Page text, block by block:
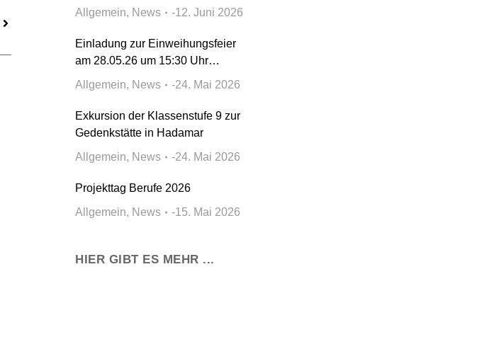
Allgemein, News 12. Juni 2026
Einladung zur Einweihungsfeier
am 28.05.26 um 15:30 Uhr…
Allgemein, News 24. Mai 2026
Exkursion der Klassenstufe 9 zur
Gedenkstätte in Hadamar
Allgemein, News 24. Mai 2026
Projekttag Berufe 2026
Allgemein, News 15. Mai 2026
HIER GIBT ES MEHR ...